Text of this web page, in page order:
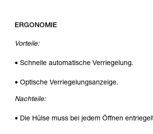
ERGONOMIE
Vorteile:
• Schnelle automatische Verriegelung.
• Optische Verriegelungsanzeige.
Nachteile:
• Die Hülse muss bei jedem Öffnen